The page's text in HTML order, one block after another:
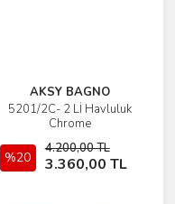
AKSY BAGNO
5201/2C- 2 Lİ Havluluk
Chrome
%20
4.200,00 TL
3.360,00 TL
İncele
Sepete Ekle